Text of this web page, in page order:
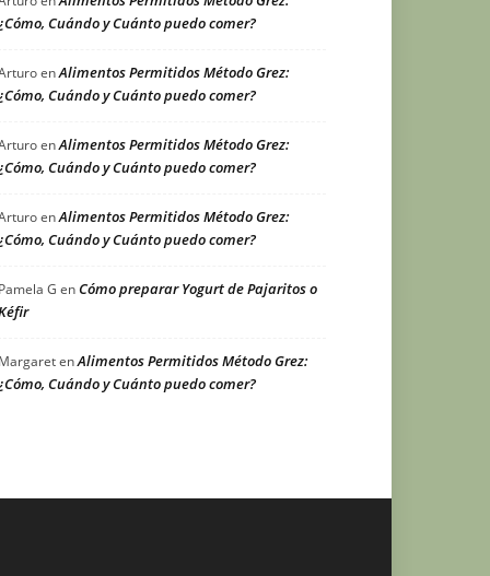
Cuándo y Cuánto puedo comer?
enAlimentos Permitidos Método Grez:
Cuándo y Cuánto puedo comer?
enAlimentos Permitidos Método Grez:
Cuándo y Cuánto puedo comer?
enAlimentos Permitidos Método Grez:
Cuándo y Cuánto puedo comer?
Pamela G enCómo preparar Yogurt de Pajaritos o
MargaretenAlimentos Permitidos Método Grez:
Cuándo y Cuánto puedo comer?